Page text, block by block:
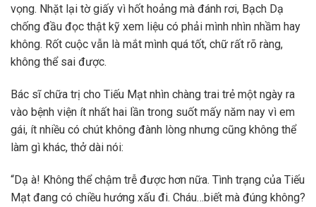
vọng. Nhặt lại tờ giấy vì hốt hoảng mà đánh rơi, Bạch Dạ
chống đầu đọc thật kỹ xem liệu có phải mình nhìn nhầm hay
không. Rốt cuộc vẫn là mắt mình quá tốt, chữ rất rõ ràng,
không thể sai được.
Bác sĩ chữa trị cho Tiếu Mạt nhìn chàng trai trẻ một ngày ra
vào bệnh viện ít nhất hai lần trong suốt mấy năm nay vì em
gái, ít nhiều có chút không đành lòng nhưng cũng không thể
làm gì khác, thở dài nói:
“Dạ à! Không thể chậm trễ được hơn nữa. Tình trạng của Tiếu
Mạt đang có chiều hướng xấu đi. Cháu…biết mà đúng không?